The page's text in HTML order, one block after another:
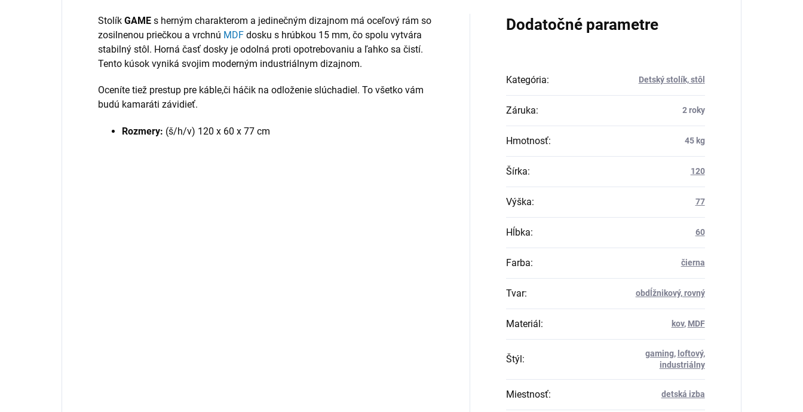
Stolík GAME s herným charakterom a jedinečným dizajnom má oceľový rám so
zosilnenou priečkou a vrchnú MDF dosku s hrúbkou 15 mm, čo spolu vytvára
stabilný stôl. Horná časť dosky je odolná proti opotrebovaniu a ľahko sa čistí.
Tento kúsok vyniká svojim moderným industriálnym dizajnom.
Oceníte tiež prestup pre káble,či háčik na odloženie slúchadiel. To všetko vám
budú kamaráti závidieť.
Rozmery: (š/h/v) 120 x 60 x 77 cm
Dodatočné parametre
Kategória: Detský stolík, stôl
Záruka: 2 roky
Hmotnosť: 45 kg
Šírka: 120
Výška: 77
Hĺbka: 60
Farba: čierna
Tvar: obdĺžnikový, rovný
Materiál : kov, MDF
Štýl : gaming, loftový,
industriálny
Miestnosť: detská izba